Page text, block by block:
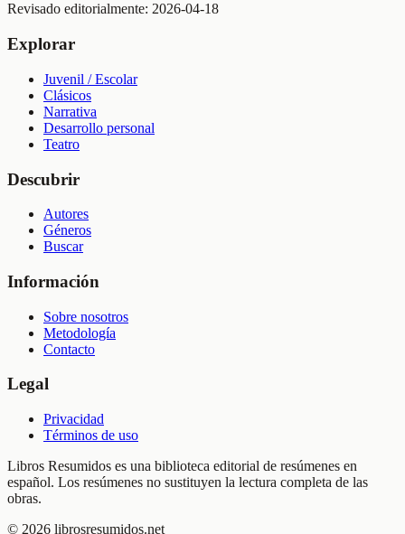
Revisado editorialmente: 2026-04-18
Explorar
Juvenil / Escolar
Clásicos
Narrativa
Desarrollo personal
Teatro
Descubrir
Autores
Géneros
Buscar
Información
Sobre nosotros
Metodología
Contacto
Legal
Privacidad
Términos de uso
Libros Resumidos es una biblioteca editorial de resúmenes en
español. Los resúmenes no sustituyen la lectura completa de las
obras.
© 2026 librosresumidos.net